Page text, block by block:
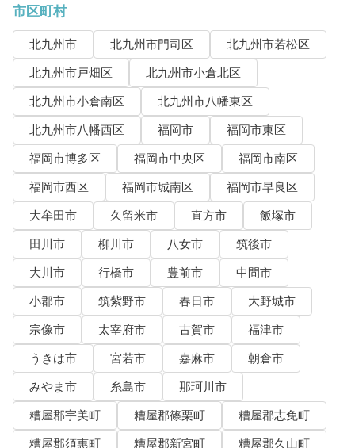
市区町村
北九州市 北九州市門司区
北九州市若松区
北九州市戸畑区
北九州市小倉北区
北九州市小倉南区
北九州市八幡東区
北九州市八幡西区
福岡市
福岡市東区
福岡市博多区
福岡市中央区
福岡市南区
福岡市西区
福岡市城南区
福岡市早良区
大牟田市
久留米市 直方市
飯塚市
田川市
柳川市 八女市
筑後市
大川市
行橋市 豊前市
中間市
小郡市
筑紫野市 春日市
大野城市
宗像市
太宰府市 古賀市
福津市
うきは市
宮若市 嘉麻市
朝倉市
みやま市
糸島市
那珂川市
糟屋郡宇美町
糟屋郡篠栗町
糟屋郡志免町
糟屋郡須惠町
糟屋郡新宮町
糟屋郡久山町